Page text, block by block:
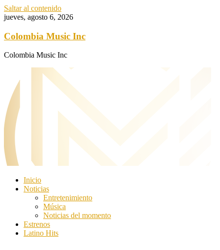
Saltar al contenido
jueves, agosto 6, 2026
Colombia Music Inc
Colombia Music Inc
Inicio
Noticias
Entretenimiento
Música
Noticias del momento
Estrenos
Latino Hits